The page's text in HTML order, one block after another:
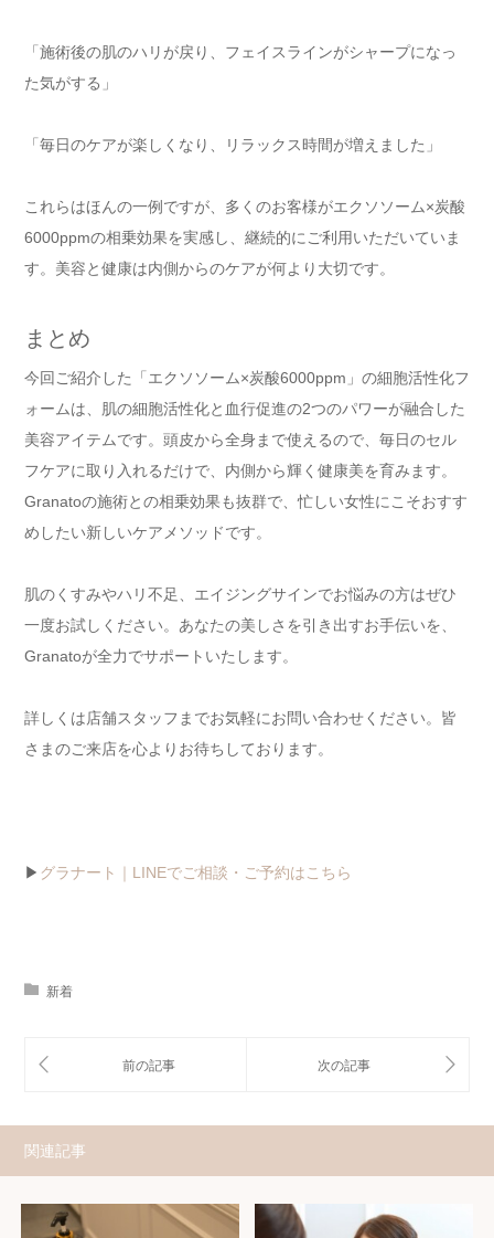
「施術後の肌のハリが戻り、フェイスラインがシャープになっ
た気がする」
「毎日のケアが楽しくなり、リラックス時間が増えました」
これらはほんの一例ですが、多くのお客様がエクソソーム×炭酸
6000ppmの相乗効果を実感し、継続的にご利用いただいていま
す。美容と健康は内側からのケアが何より大切です。
まとめ
今回ご紹介した「エクソソーム×炭酸6000ppm」の細胞活性化フ
ォームは、肌の細胞活性化と血行促進の2つのパワーが融合した
美容アイテムです。頭皮から全身まで使えるので、毎日のセル
フケアに取り入れるだけで、内側から輝く健康美を育みます。
Granatoの施術との相乗効果も抜群で、忙しい女性にこそおすす
めしたい新しいケアメソッドです。
肌のくすみやハリ不足、エイジングサインでお悩みの方はぜひ
一度お試しください。あなたの美しさを引き出すお手伝いを、
Granatoが全力でサポートいたします。
詳しくは店舗スタッフまでお気軽にお問い合わせください。皆
さまのご来店を心よりお待ちしております。
▶ グラナート｜LINEでご相談・ご予約はこちら
新着
関連記事